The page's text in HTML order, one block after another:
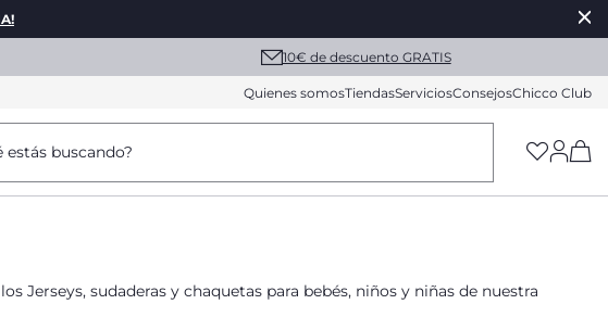
10€ de descuento GRATIS
Quienes somosTiendasServiciosConsejosChicco Club
estás buscando?
Jerseys, sudaderas y chaquetas para bebés, niños y niñas de nuestra